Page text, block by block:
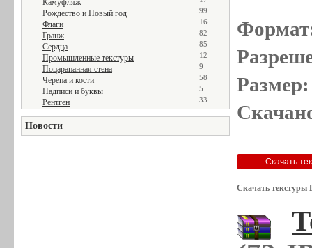
Камуфляж
Рождество и Новый год 99
Флаги 16
Гранж 82
Сердца 85
Промышленные текстуры 12
Поцарапанная стена 9
Черепа и кости 58
Надписи и буквы 5
Рентген 33
Новости
Скачать